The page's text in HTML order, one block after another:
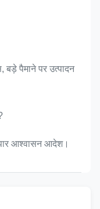
बड़े पैमाने पर उत्पादन
आश्वासन आदेश।